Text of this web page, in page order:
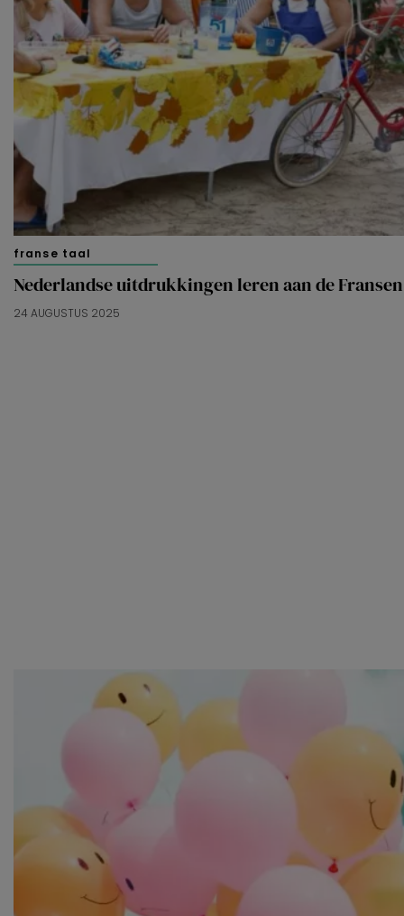
van derde partijen om gepersonaliseerde advertenties te
tonen en/of de inhoud van de advertenties op je
voorkeuren af te stemmen. Je kunt je voorkeuren
beheren via ‘Zelf instellen’. Klik je op ‘Accepteren en
doorgaan’ dan ga je akkoord met het gebruik van alle
cookies zoals omschreven in onzeCookieverklaring
Merci!
franse taal
Nederlandse uitdrukkingen leren aan de Fransen
24 AUGUSTUS 2025